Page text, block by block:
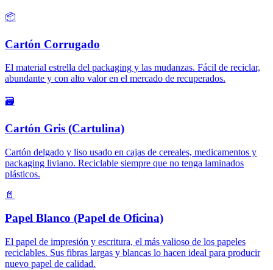
📦
Cartón Corrugado
El material estrella del packaging y las mudanzas. Fácil de reciclar,
abundante y con alto valor en el mercado de recuperados.
🗃️
Cartón Gris (Cartulina)
Cartón delgado y liso usado en cajas de cereales, medicamentos y
packaging liviano. Reciclable siempre que no tenga laminados
plásticos.
📄
Papel Blanco (Papel de Oficina)
El papel de impresión y escritura, el más valioso de los papeles
reciclables. Sus fibras largas y blancas lo hacen ideal para producir
nuevo papel de calidad.